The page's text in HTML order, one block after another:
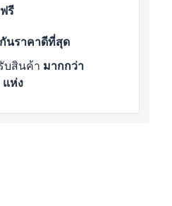
ฟรี
นราคาดีที่สุด
บสินค้า มากกว่า
ห่ง